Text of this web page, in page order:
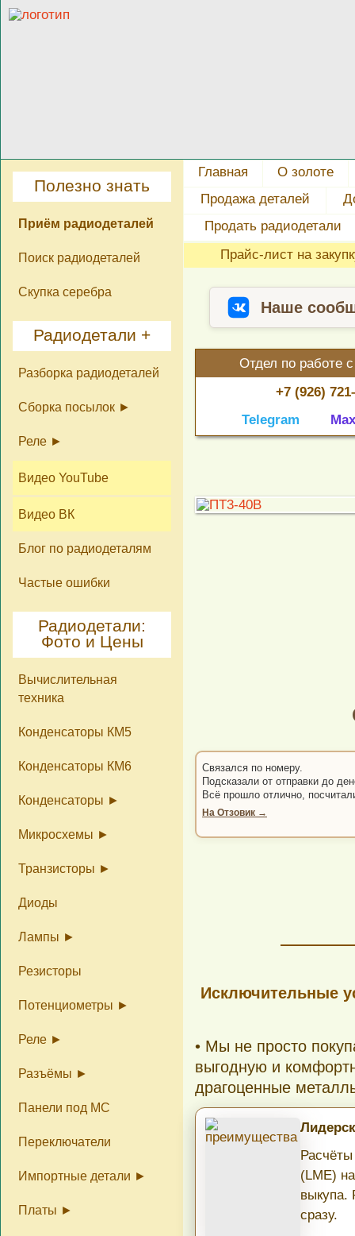
Главная
О золоте
Продажа деталей
Продать радиодетали
Прайс-лист на
Наше
Отдел по работе
+7 (926)
Telegram
Max
Связался по номеру.
Подсказали от отправки до
Всё прошло отлично,
На Отзовик →
Исключительные
• Мы не просто
выгодную и
драгоценные
(LME)
выкупа.
сразу.
Полезно знать
Приём радиодеталей
Поиск радиодеталей
Скупка серебра
Радиодетали +
Разборка радиодеталей
Сборка посылок
Не конденсаторы КМ
Крупногабаритные
радиодетали б/у
Реле
Реле как изделия и на
лом
Реле на тех. контакты
Ag 10%, 25%, 60%, 80%,
99%
Видео YouTube
Видео ВК
Блог по радиодеталям
Частые ошибки
Радиодетали:
Фото и Цены
Вычислительная
техника
Конденсаторы КМ5
Конденсаторы КМ6
Конденсаторы
Серия К10
Танталовые
Бескорпусные
Микросхемы
Микросхемы цены
Микросхемы цены
Микросхемы 155 серии
Транзисторы
Транзисторы цены
Силовые транзисторы
Транзисторы в металле
Транзисторы фото
Диоды
Лампы
Лампы генераторные
Лампы индикаторные
Резисторы
Потенциометры
Справка по
различных серий
Серия ППМЛ
Серия ПТП1
Серии ПТП2, ПЛП1
Серии ПТП5, ПЛП2
Реле
Реле (часть 1)
Реле (часть 2)
Разъёмы
Справка по разъёмам
Контакты из разъёмов
Разъёмы серии СНП
Разъёмы серии СНО
Разъёмы серии ОНП
Серии 2РМ, РС, МР,
Другие серии разъёмов
Разъёмы без
Разъёмы не приёмные
Панели под МС
Переключатели
Импортные детали
Конденсаторы
Изделия различные
Разъёмы
Контакты из разъёмов
Процессоры
Импортные
Импортные
Платы